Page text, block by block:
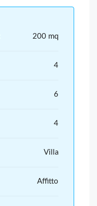
200 mq
4
6
4
Villa
Affitto